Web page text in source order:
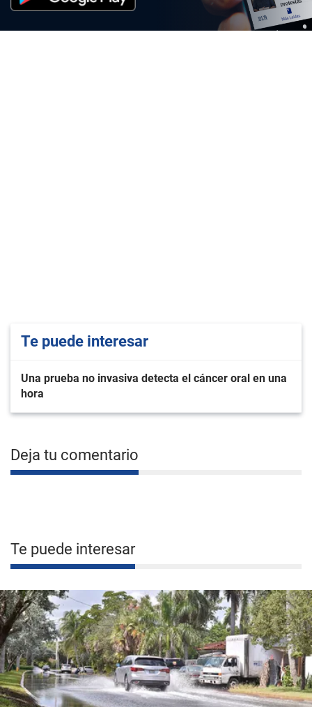
Te puede interesar
Una prueba no invasiva detecta el cáncer oral en una
hora
Deja tu comentario
Te puede interesar